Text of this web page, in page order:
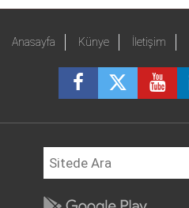
Anasayfa Künye İletişim